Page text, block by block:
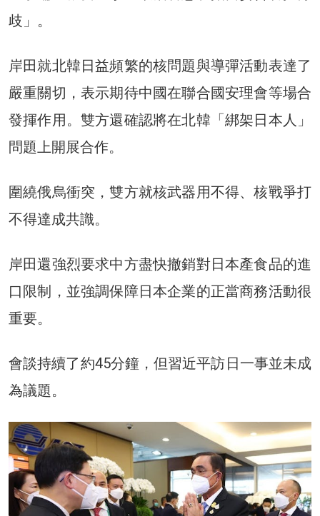
歧」。
岸田就北韓日益頻繁的核問題與導彈活動表達了
嚴重關切，表示期待中國在聯合國安理會等場合
發揮作用。雙方還確認將在北韓「綁架日本人」
問題上開展合作。
圍繞俄烏衝突，雙方就核武器用不得、核戰爭打
不得達成共識。
岸田還強烈要求中方盡快撤銷對日本產食品的進
口限制，並強調保障日本企業的正當商務活動很
重要。
會談持續了約45分鐘，但習近平訪日一事並未成
為議題。